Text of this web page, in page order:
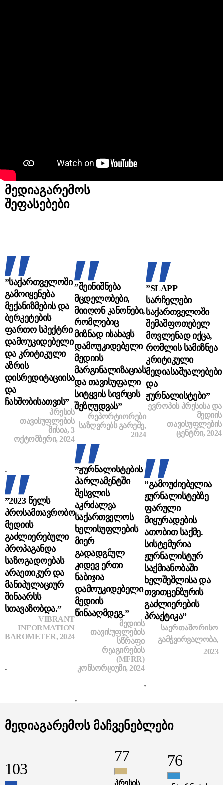
მედიაგარემოს
შეფასებები
”საქართველოში
გამოიყენება
მექანიზმების და
ბერკეტების
ფართო სპექტრი
დამოუკიდებელი
და კრიტიკული
აზრის
დისრედიტაციისა
და
ჩახშობისათვის”
ᲞᲠᲔᲡᲘᲡ
ᲗᲐᲕᲘᲡᲣᲤᲚᲔᲑᲘᲡ
ᲛᲘᲡᲘᲐ, 3
ᲝᲥᲢᲝᲛᲑᲔᲠᲘ, 2024
”შეინიშნება
მცდელობები,
მიიღონ კანონები,
რომლებიც
მიზნად ისახავს
დამოუკიდებელი
მედიის
მარგინალიზაციას
და თავისუფალი
სიტყვის სივრცის
შეზღუდვას”
ᲠᲔᲞᲝᲠᲢᲘᲝᲠᲔᲑᲘ
ᲡᲐᲖᲦᲕᲠᲔᲑᲡ ᲒᲐᲠᲔᲨᲔ,
2024
”SLAPP
სარჩელები
საქართველოში
შემაშფოთებელ
მოვლენად იქცა,
რომლის სამიზნეა
კრიტიკული
მედიასაშუალებები
და
ჟურნალისტები”
ᲔᲕᲠᲝᲞᲘᲡ ᲞᲠᲔᲡᲘᲡᲐ ᲓᲐ
ᲛᲔᲓᲘᲘᲡ
ᲗᲐᲕᲘᲡᲣᲤᲚᲔᲑᲘᲡ
ᲪᲔᲜᲢᲠᲘ, 2024
”2023 წელს
პროსამთავრობო
მედიის
გაძლიერებული
პროპაგანდა
საზოგადოებას
არაეთიკურ და
მანიპულაციურ
შინაარსს
სთავაზობდა.”
VIBRANT
INFORMATION
BAROMETER, 2024
”ჟურნალისტების
პარლამენტში
შესვლის
აკრძალვა
საქართველოს
ხელისუფლების
მიერ
გადადგმულ
კიდევ ერთი
ნაბიჯია
დამოუკიდებელი
მედიის
წინააღმდეგ.”
ᲛᲔᲓᲘᲘᲡ
ᲗᲐᲕᲘᲡᲣᲤᲚᲔᲑᲘᲡ
ᲡᲬᲠᲐᲤᲘ
ᲠᲔᲐᲒᲘᲠᲔᲑᲘᲡ
(MFRR)
ᲙᲝᲜᲡᲝᲠᲪᲘᲣᲛᲘ, 2024
”გამოუძიებელია
ჟურნალისტებზე
ფარული
მიყურადების
ათობით საქმე.
სისტემურია
ჟურნალისტურ
საქმიანობაში
ხელშეშლისა და
თვითცენზურის
გაძლიერების
პრაქტიკა”
ᲡᲐᲔᲠᲗᲐᲨᲝᲠᲘᲡᲝ
ᲒᲐᲛᲭᲕᲘᲠᲕᲐᲚᲝᲑᲐ,
2023
მედიაგარემოს მაჩვენებლები
103
77
ᲞᲠᲔᲡᲘᲡ
76